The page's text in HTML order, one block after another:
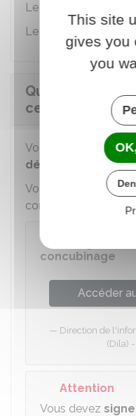
Le certificat est
Le délai de
Que faire si la
certificat de
Vous devez
déclaration sur
Vous pouvez rédiger
concubinage en
concubinage
Accéder
Direction de
(Dila)
Attention
Vous devez
This site
gives you
you